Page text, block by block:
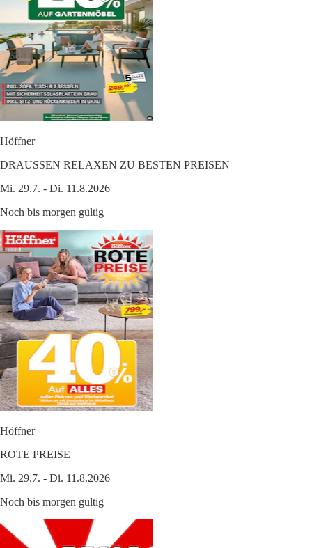
Höffner
DRAUSSEN RELAXEN ZU BESTEN PREISEN
Mi. 29.7. - Di. 11.8.2026
Noch bis morgen gültig
Höffner
ROTE PREISE
Mi. 29.7. - Di. 11.8.2026
Noch bis morgen gültig